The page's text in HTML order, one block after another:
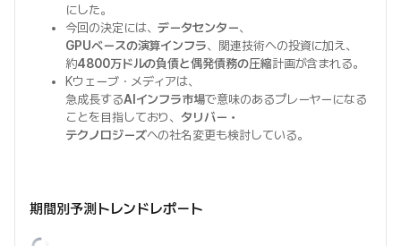
にした。
今回の決定には、データセンター、
GPUベースの演算インフラ、関連技術への投資に加え、
約4800万ドルの負債と偶発債務の圧縮計画が含まれる。
Kウェーブ・メディアは、
急成長するAIインフラ市場で意味のあるプレーヤーになる
ことを目指しており、タリバー・
テクノロジーズへの社名変更も検討している。
期間別予測トレンドレポート